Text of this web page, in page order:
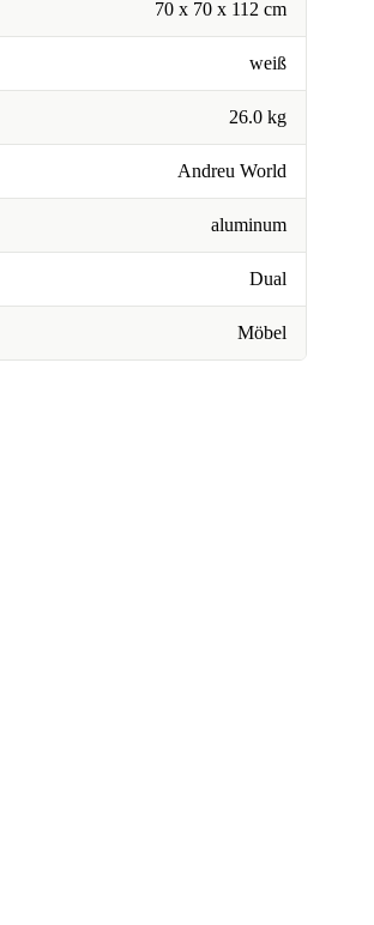
70 x 70 x 112 cm
weiß
26.0 kg
Andreu World
aluminum
Dual
Möbel